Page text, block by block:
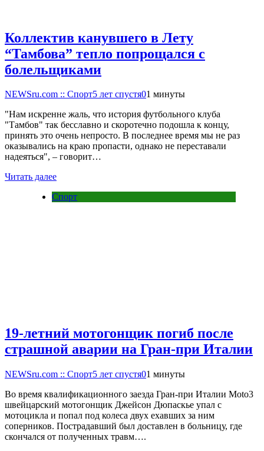
Коллектив канувшего в Лету
“Тамбова” тепло попрощался с
болельщиками
NEWSru.com :: Спорт5 лет спустя01 минуты
"Нам искренне жаль, что история футбольного клуба
"Тамбов" так бесславно и скоротечно подошла к концу,
принять это очень непросто. В последнее время мы не раз
оказывались на краю пропасти, однако не переставали
надеяться", – говорит…
Читать далее
Спорт
19-летний мотогонщик погиб после
страшной аварии на Гран-при Италии
NEWSru.com :: Спорт5 лет спустя01 минуты
Во время квалификационного заезда Гран-при Италии Moto3
швейцарский мотогонщик Джейсон Дюпаскье упал с
мотоцикла и попал под колеса двух ехавших за ним
соперников. Пострадавший был доставлен в больницу, где
скончался от полученных травм….